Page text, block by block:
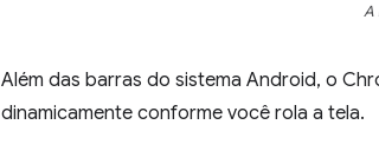
A
Além das barras do sistema Android, o
dinamicamente conforme você rola a tela.